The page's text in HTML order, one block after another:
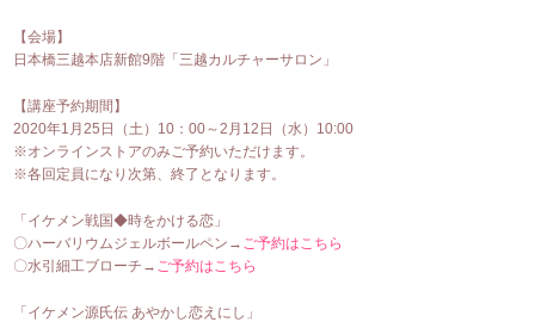
【会場】
日本橋三越本店新館9階「三越カルチャーサロン」
【講座予約期間】
2020年1月25日（土）10：00～2月12日（水）10:00
※オンラインストアのみご予約いただけます。
※各回定員になり次第、終了となります。
「イケメン戦国◆時をかける恋」
〇ハーバリウムジェルボールペン→ ご予約はこちら
〇水引細工ブローチ→ ご予約はこちら
「イケメン源氏伝 あやかし恋えにし」